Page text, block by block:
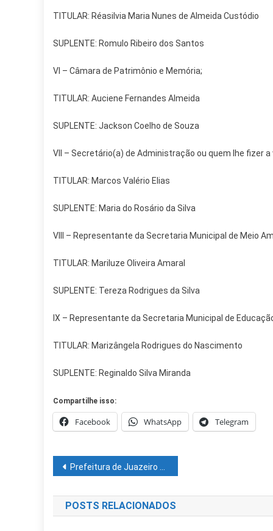
TITULAR: Réasilvia Maria Nunes de Almeida Custódio
SUPLENTE: Romulo Ribeiro dos Santos
VI – Câmara de Patrimônio e Memória;
TITULAR: Auciene Fernandes Almeida
SUPLENTE: Jackson Coelho de Souza
VII – Secretário(a) de Administração ou quem lhe fizer a
TITULAR: Marcos Valério Elias
SUPLENTE: Maria do Rosário da Silva
VIII – Representante da Secretaria Municipal de Meio
TITULAR: Mariluze Oliveira Amaral
SUPLENTE: Tereza Rodrigues da Silva
IX – Representante da Secretaria Municipal de
TITULAR: Marizângela Rodrigues do Nascimento
SUPLENTE: Reginaldo Silva Miranda
Compartilhe isso:
Facebook WhatsApp Telegram
Navegação
de
Post
Prefeitura de Juazeiro promove Blitz Educativa em alusão ao ‘Novembro Azul’
POSTS RELACIONADOS